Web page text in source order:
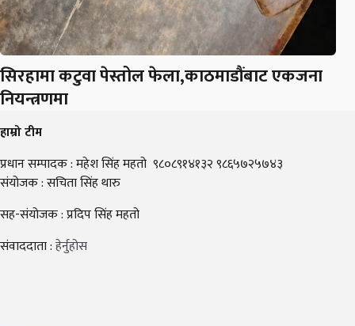
सिरहामा कटुवा पेस्तोल फेला,काठमाडौंबाट एकजना
नियन्त्रणमा
हाम्रो टीम
प्रधान सम्पादक : महेश सिंह महतो ९८०८९१४१३२ ९८६५७२५७४३
संयोजक : सचिता सिंह थारु
सह-संयोजक : प्रदिप सिंह महतो
संवाददाता :हेर्नुहोस